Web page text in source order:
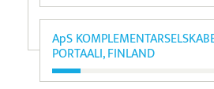
ApS
PORTAALI, FINLAND